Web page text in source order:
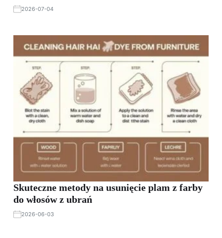
2026-07-04
Skuteczne metody na usunięcie plam z farby
do włosów z ubrań
2026-06-03